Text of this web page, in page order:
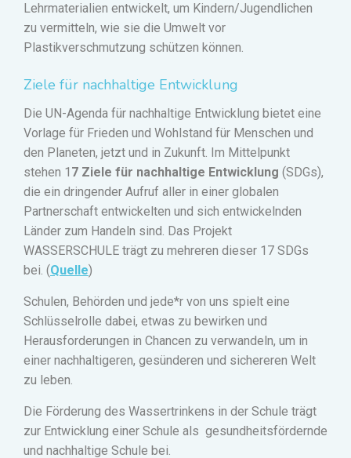
Lehrmaterialien entwickelt, um Kindern/Jugendlichen
zu vermitteln, wie sie die Umwelt vor
Plastikverschmutzung schützen können.
Ziele für nachhaltige Entwicklung
Die UN-Agenda für nachhaltige Entwicklung bietet eine
Vorlage für Frieden und Wohlstand für Menschen und
den Planeten, jetzt und in Zukunft. Im Mittelpunkt
stehen 1 7 Ziele für nachhaltige Entwicklung (SDGs),
die ein dringender Aufruf aller in einer globalen
Partnerschaft entwickelten und sich entwickelnden
Länder zum Handeln sind. Das Projekt
WASSERSCHULE trägt zu mehreren dieser 17 SDGs
bei. (Quelle)
Schulen, Behörden und jede*r von uns spielt eine
Schlüsselrolle dabei, etwas zu bewirken und
Herausforderungen in Chancen zu verwandeln, um in
einer nachhaltigeren, gesünderen und sichereren Welt
zu leben.
Die Förderung des Wassertrinkens in der Schule trägt
zur Entwicklung einer Schule als gesundheitsfördernde
und nachhaltige Schule bei.